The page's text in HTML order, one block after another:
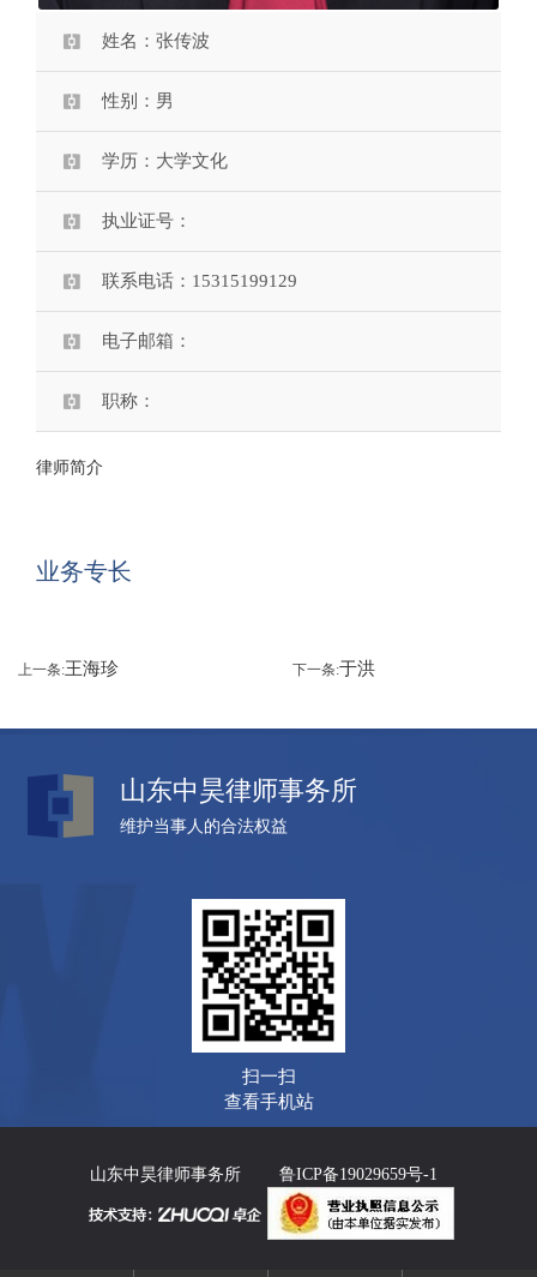
姓名：张传波
性别：男
学历：大学文化
执业证号：
联系电话：15315199129
电子邮箱：
职称：
律师简介
业务专长
上一条:王海珍 下一条:于洪
山东中昊律师事务所
维护当事人的合法权益
扫一扫
查看手机站
山东中昊律师事务所 鲁ICP备19029659号-1